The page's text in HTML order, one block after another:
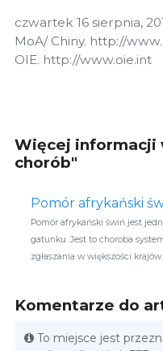
czwartek 16 sierpnia,
MoA/ Chiny. http://
OIE. http://www.oie.int
Więcej informacji
chorób"
Pomór afrykański
Pomór afrykański świń jest
gatunku. Jest to choroba
zgłaszania w większości krajów.
Komentarze do
To miejsce jest